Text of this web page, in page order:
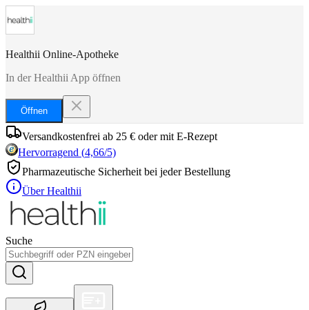
Healthii Online-Apotheke
In der Healthii App öffnen
Öffnen
Versandkostenfrei ab 25 € oder mit E-Rezept
Hervorragend (4,66/5)
Pharmazeutische Sicherheit bei jeder Bestellung
Über Healthii
Suche